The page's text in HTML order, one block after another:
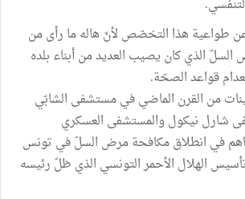
عن طواعية هذا التخصّص لأنّ هاله ما رأى من
الذي كان يصيب العديد من أبناء بلده
قواعد الصحّة.
من القرن الماضي في مستشفى الشابّي
شارل نيكول والمستشفى العسكري
في انطلاق مكافحة مرض السلّ في تونس
في تأسيس الهلال الأحمر التونسي الذي ظلّ رئيسه